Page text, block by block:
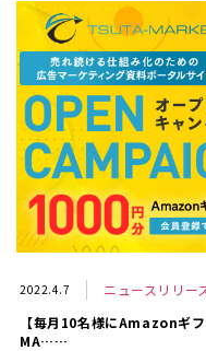
2022.4.7
ニュースリリー
【毎月10名様にAmazonギ
MA……